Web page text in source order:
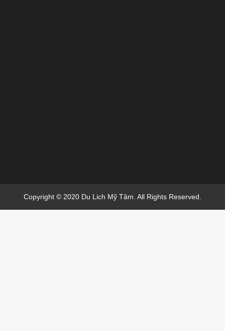
Copyright © 2020 Du Lich Mỹ Tâm. All Rights Reserved.